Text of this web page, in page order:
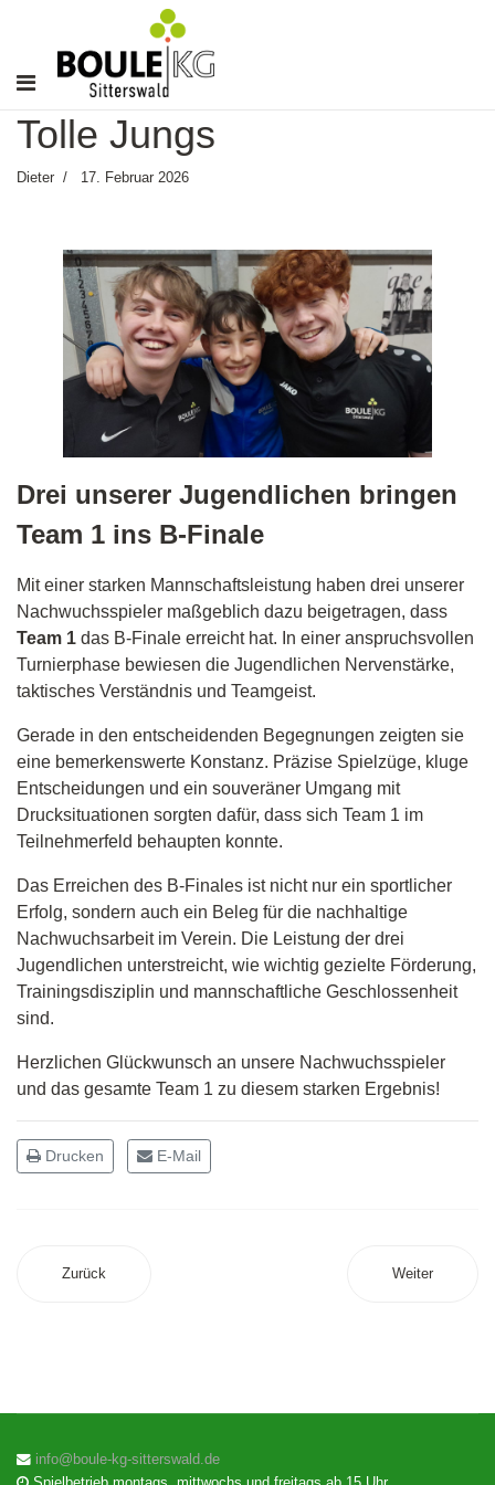
Tolle Jungs
Dieter 17. Februar 2026
Drei unserer Jugendlichen bringen
Team 1 ins B-Finale
Mit einer starken Mannschaftsleistung haben drei unserer
Nachwuchsspieler maßgeblich dazu beigetragen, dass
Team 1 das B-Finale erreicht hat. In einer anspruchsvollen
Turnierphase bewiesen die Jugendlichen Nervenstärke,
taktisches Verständnis und Teamgeist.
Gerade in den entscheidenden Begegnungen zeigten sie
eine bemerkenswerte Konstanz. Präzise Spielzüge, kluge
Entscheidungen und ein souveräner Umgang mit
Drucksituationen sorgten dafür, dass sich Team 1 im
Teilnehmerfeld behaupten konnte.
Das Erreichen des B-Finales ist nicht nur ein sportlicher
Erfolg, sondern auch ein Beleg für die nachhaltige
Nachwuchsarbeit im Verein. Die Leistung der drei
Jugendlichen unterstreicht, wie wichtig gezielte Förderung,
Trainingsdisziplin und mannschaftliche Geschlossenheit
sind.
Herzlichen Glückwunsch an unsere Nachwuchsspieler
und das gesamte Team 1 zu diesem starken Ergebnis!
Drucken E-Mail
Zurück Weiter
info@boule-kg-sitterswald.de